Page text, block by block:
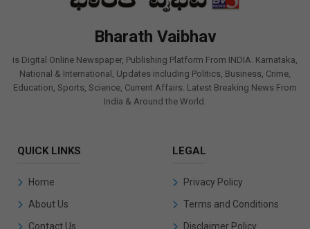
Bharath Vaibhav
is Digital Online Newspaper, Publishing Platform From INDIA. Karnataka,
National & International, Updates including Politics, Business, Crime,
Education, Sports, Science, Current Affairs. Latest Breaking News From
India & Around the World.
QUICK LINKS
Home
About Us
Contact Us
LEGAL
Privacy Policy
Terms and Conditions
Disclaimer Policy